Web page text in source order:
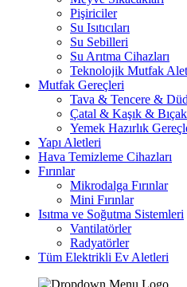
Pişiriciler
Su Isıtıcıları
Su Sebilleri
Su Arıtma Cihazları
Teknolojik Mutfak
Mutfak Gereçleri
Tava & Tencere &
Çatal & Kaşık & Bıçak
Yemek Hazırlık
Yapı Aletleri
Hava Temizleme Cihazları
Fırınlar
Mikrodalga Fırınlar
Mini Fırınlar
Isıtma ve Soğutma Sistemleri
Vantilatörler
Radyatörler
Tüm Elektrikli Ev Aletleri